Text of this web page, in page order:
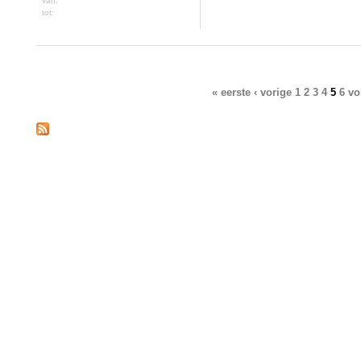
tot:
« eerste ‹ vorige 1 2 3 4 5 6